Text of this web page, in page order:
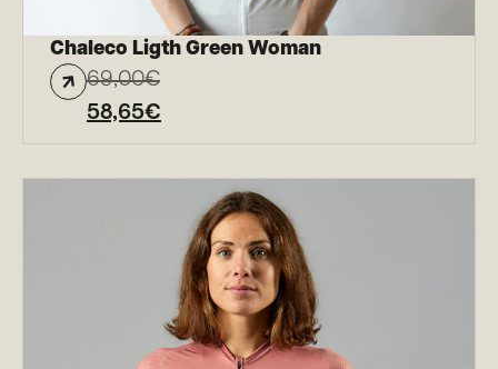
Chaleco Ligth Green Woman
69,00€
58,65€